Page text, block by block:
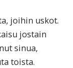
joihin uskot.
jostain
sinua,
toista.